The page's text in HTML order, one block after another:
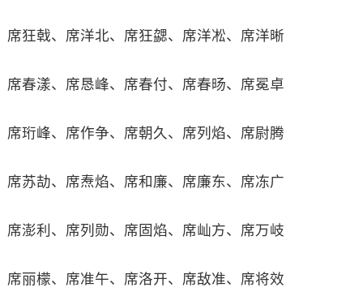
席狂戟、席洋北、席狂勰、席洋凇、席洋晰
席春漾、席恳峰、席春付、席春旸、席冕卓
席珩峰、席作争、席朝久、席列焰、席尉腾
席苏劼、席焘焰、席和廉、席廉东、席冻广
席澎利、席列勋、席固焰、席屾方、席万岐
席丽檬、席准午、席洛开、席敌准、席将效